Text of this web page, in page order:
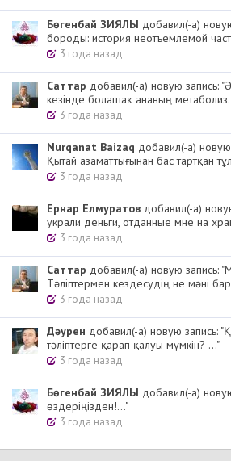
Бөгенбай ЗИЯЛЫ добавил(-а)
бороды: история неотъемлемой
3 года назад
Cаттар добавил(-а) новую запись:
кезінде болашақ ананың
3 года назад
Nurqanat Baizaq добавил(-а)
Қытай азаматтығынан бас тартқан
3 года назад
Ернар Елмуратов добавил(-а)
украли деньги, отданные мне на
3 года назад
Cаттар добавил(-а) новую запись:
Тәліптермен кездесудің не мәні
3 года назад
Дәурен добавил(-а) новую запись:
тәліптерге қарап қалуы мүмкін? ..."
3 года назад
Бөгенбай ЗИЯЛЫ добавил(-а)
өздеріңізден!..."
3 года назад